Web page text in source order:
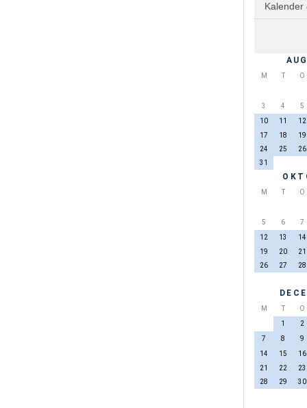
Kalender
M T O
3 4
5
10
11
12
17
18
19
24
25
26
31
M T O
5 6
7
12
13
14
19
20
21
26
27 28
M T
O
1
2
7
8
9
14
15
16
21
22
23
28
29 30